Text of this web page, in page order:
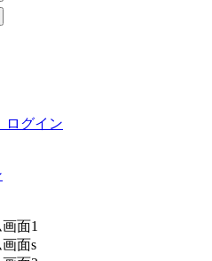
ログイン